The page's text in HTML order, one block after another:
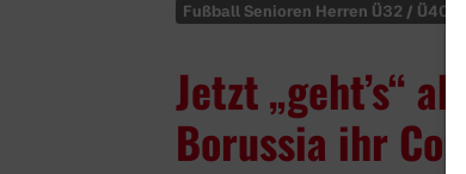
Fußball Senioren Herren Ü32 / Ü40
Jetzt „geht’s“
Borussia ihr